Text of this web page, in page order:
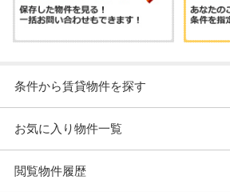
条件から賃貸物件を探す
お気に入り物件一覧
閲覧物件履歴